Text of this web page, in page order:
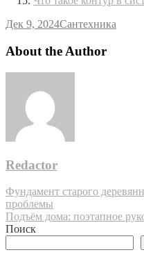
Дек 9, 2024Сантехника
About the Author
Redactor
Навигация
по
записям
Фундамент старого
проблемы
Подъём дома: поэтапное
Поиск